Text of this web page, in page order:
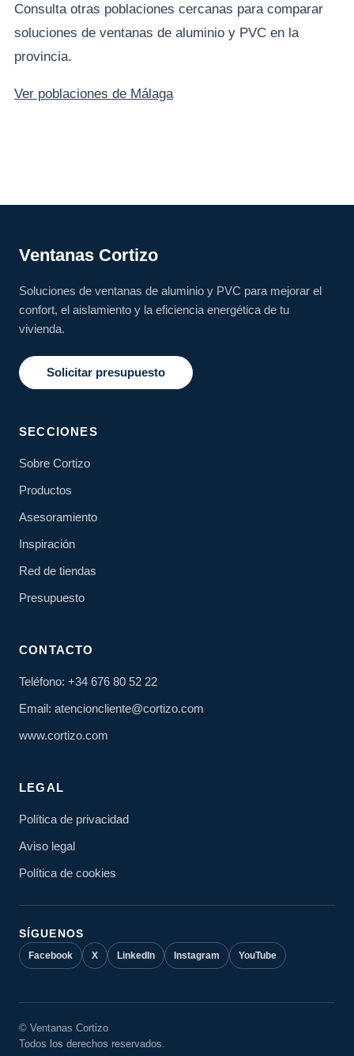
Consulta otras poblaciones cercanas para comparar
soluciones de ventanas de aluminio y PVC en la
provincia.
Ver poblaciones de Málaga
Ventanas Cortizo
Soluciones de ventanas de aluminio y PVC para mejorar el
confort, el aislamiento y la eficiencia energética de tu
vivienda.
Solicitar presupuesto
SECCIONES
Sobre Cortizo
Productos
Asesoramiento
Inspiración
Red de tiendas
Presupuesto
CONTACTO
Teléfono: +34 676 80 52 22
Email: atencioncliente@cortizo.com
www.cortizo.com
LEGAL
Política de privacidad
Aviso legal
Política de cookies
SÍGUENOS
Facebook X LinkedIn Instagram YouTube
© Ventanas Cortizo
Todos los derechos reservados.